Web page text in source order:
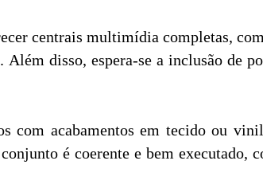
centrais multimídia completas,
disso, espera-se a inclusão de
com acabamentos em tecido ou
é coerente e bem executado,